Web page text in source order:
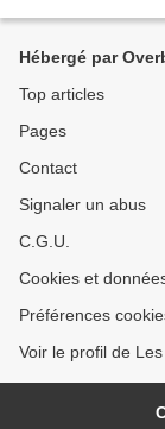
Hébergé par
Top articles
Pages
Contact
Signaler un abus
C.G.U.
Cookies et
Préférences
Voir le profil de